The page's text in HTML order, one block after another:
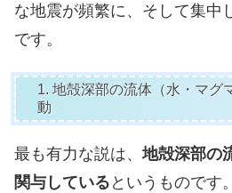
な地震が頻繁に、そして集中
です。
1. 地殻深部の流体（水・マグ
動
最も有力な説は、地殻深部の
関与している というものです。